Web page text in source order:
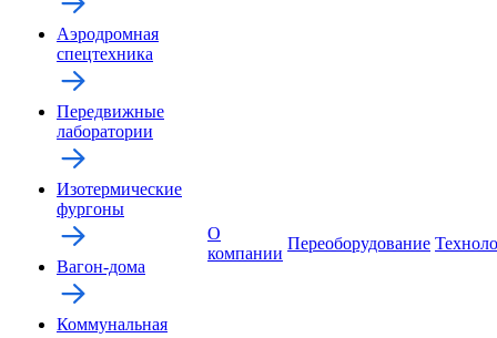
Аэродромная
спецтехника
Передвижные
лаборатории
Изотермические
фургоны
Вагон-дома
Коммунальная
О
компании
Переоборудование